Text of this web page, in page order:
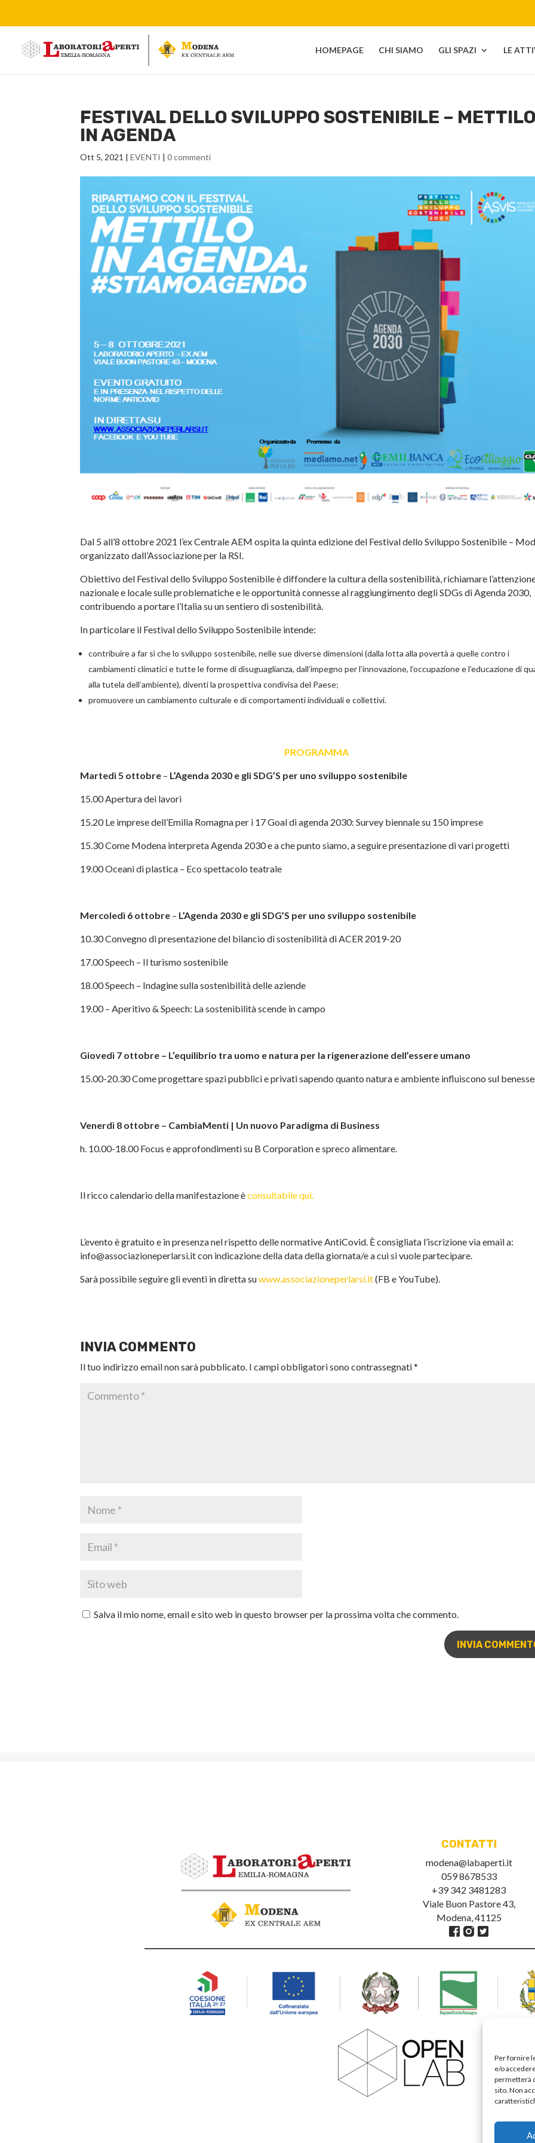
Per fornire
e/o
permetterà
sito. Non
HOMEPAGE CHI SIAMO GLI SPAZI LE
FESTIVAL DELLO SVILUPPO SOSTENIBILE –
IN AGENDA
Ott 5, 2021 |EVENTI |0 commenti
Dal 5 all’8 ottobre 2021 l’ex Centrale AEM ospita la quinta edizione del Festival dello Sviluppo Sostenibile –
organizzato dall’Associazione per la RSI.
Obiettivo del Festival dello Sviluppo Sostenibile è diffondere la cultura della sostenibilità, richiamare
nazionale e locale sulle problematiche e le opportunità connesse al raggiungimento degli SDGs di Agenda 2030,
contribuendo a portare l’Italia su un sentiero di sostenibilità.
In particolare il Festival dello Sviluppo Sostenibile intende:
contribuire a far sì che lo sviluppo sostenibile, nelle sue diverse dimensioni (dalla lotta alla povertà a quelle contro i
cambiamenti climatici e tutte le forme di disuguaglianza, dall’impegno per l’innovazione, l’occupazione e l’educazione di
alla tutela dell’ambiente), diventi la prospettiva condivisa del Paese;
promuovere un cambiamento culturale e di comportamenti individuali e collettivi.
PROGRAMMA
Martedì 5 ottobre – L’Agenda 2030 e gli SDG’S per uno sviluppo sostenibile
15.00 Apertura dei lavori
15.20 Le imprese dell’Emilia Romagna per i 17 Goal di agenda 2030: Survey biennale su 150 imprese
15.30 Come Modena interpreta Agenda 2030 e a che punto siamo, a seguire presentazione di vari progetti
19.00 Oceani di plastica – Eco spettacolo teatrale
Mercoledì 6 ottobre – L’Agenda 2030 e gli SDG’S per uno sviluppo sostenibile
10.30 Convegno di presentazione del bilancio di sostenibilità di ACER 2019-20
17.00 Speech – Il turismo sostenibile
18.00 Speech – Indagine sulla sostenibilità delle aziende
19.00 – Aperitivo & Speech: La sostenibilità scende in campo
Giovedì 7 ottobre – L’equilibrio tra uomo e natura per la rigenerazione dell’essere umano
15.00-20.30 Come progettare spazi pubblici e privati sapendo quanto natura e ambiente influiscono sul
Venerdì 8 ottobre – CambiaMenti | Un nuovo Paradigma di Business
h. 10.00-18.00 Focus e approfondimenti su B Corporation e spreco alimentare.
Il ricco calendario della manifestazione èconsultabile qui
L’evento è gratuito e in presenza nel rispetto delle normative AntiCovid. È consigliata l’iscrizione via email a:
info@associazioneperlarsi.it con indicazione della data della giornata/e a cui si vuole partecipare.
Sarà possibile seguire gli eventi in diretta suwww.associazioneperlarsi.it(FB e YouTube).
INVIA COMMENTO
Il tuo indirizzo email non sarà pubblicato. I campi obbligatori sono contrassegnati*
Salva il mio nome, email e sito web in questo browser per la prossima volta che commento.
CONTATTI
modena@labaperti.it
059 8678533
+39 342 3481283
Viale Buon Pastore 43,
Modena, 41125